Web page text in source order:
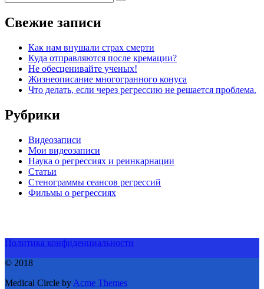
Свежие записи
Как нам внушали страх смерти
Куда отправляются после кремации?
Не обесценивайте ученых!
Жизнеописание многогранного конуса
Что делать, если через регрессию не решается проблема.
Рубрики
Видеозаписи
Мои видеозаписи
Наука о регрессиях и реинкарнации
Статьи
Стенограммы сеансов регрессий
Фильмы о регрессиях
Политика конфиденциальности
© 2018
Medical Circle by Acme Themes